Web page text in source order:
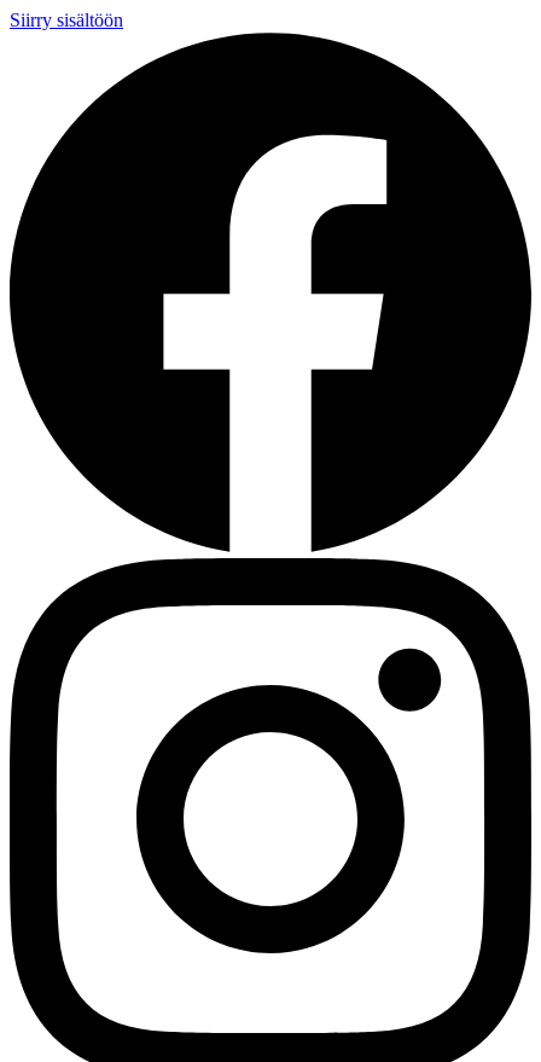
Siirry sisältöön